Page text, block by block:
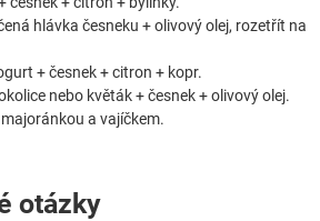
hlávka česneku + olivový olej, rozetřít na
+ česnek + citron + kopr.
nebo květák + česnek + olivový olej.
a vajíčkem.
otázky